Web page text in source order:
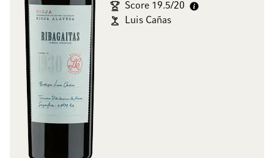
Score 19.5/20
Luis Cañas